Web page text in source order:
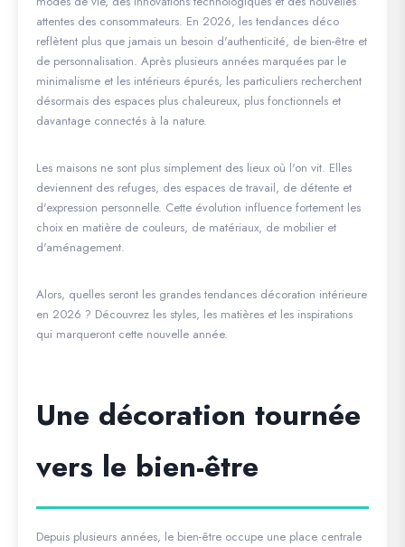
attentes des consommateurs. En 2026, les tendances déco
reflètent plus que jamais un besoin d'authenticité, de bien-être et
de personnalisation. Après plusieurs années marquées par le
minimalisme et les intérieurs épurés, les particuliers recherchent
désormais des espaces plus chaleureux, plus fonctionnels et
davantage connectés à la nature.
Les maisons ne sont plus simplement des lieux où l'on vit. Elles
deviennent des refuges, des espaces de travail, de détente et
d'expression personnelle. Cette évolution influence fortement les
choix en matière de couleurs, de matériaux, de mobilier et
d'aménagement.
Alors, quelles seront les grandes tendances décoration intérieure
en 2026 ? Découvrez les styles, les matières et les inspirations
qui marqueront cette nouvelle année.
Une décoration tournée
vers le bien-être
Depuis plusieurs années, le bien-être occupe une place centrale